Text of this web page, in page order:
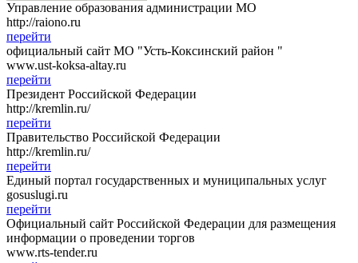
Управление образования администрации МО
http://raiono.ru
перейти
официальный сайт МО "Усть-Коксинский район "
www.ust-koksa-altay.ru
перейти
Президент Российской Федерации
http://kremlin.ru/
перейти
Правительство Российской Федерации
http://kremlin.ru/
перейти
Единый портал государственных и муниципальных услуг
gosuslugi.ru
перейти
Официальный сайт Российской Федерации для размещения
информации о проведении торгов
www.rts-tender.ru